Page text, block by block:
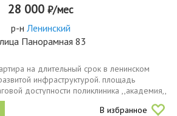
28 000 ₽/мес
р-н Ленинский
Панорамная 83
на длительный срок в ленинском
инфраструктурой. площадь
доступности поликлиника ,,академия,,
101,, собственная детская
В избранное